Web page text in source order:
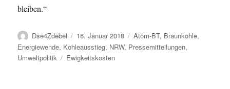
bleiben.“
Autor
Dse4Zdebel
Veröffentlicht
am
16. Januar 2018 Kategorien
Atom-BT, Braunkohle,
Energiewende, Kohleausstieg, NRW, Pressemitteilungen,
Umweltpolitik
Schlagwörter
Ewigkeitskosten